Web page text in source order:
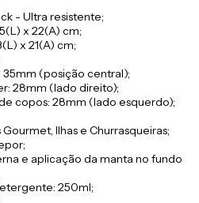
- Ultra resistente;
x 22(A) cm;
x 21(A) cm;
(posição central);
28mm (lado direito);
copos: 28mm (lado esquerdo);
Ilhas e Churrasqueiras;
e aplicação da manta no fundo
250ml;